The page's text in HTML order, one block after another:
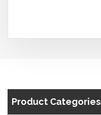
Product Categories